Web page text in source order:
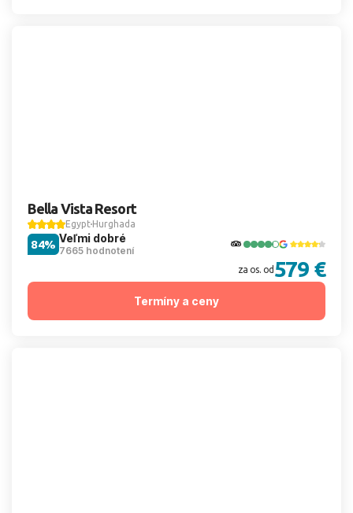
Bella Vista Resort
Egypt Hurghada
Veľmi dobré
7665 hodnotení
84%
za os. od 579 €
Termíny a ceny